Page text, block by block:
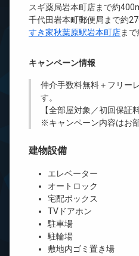
スギ薬局岩本町店まで約
千代田岩本町郵便局まで約
すき家秋葉原駅岩本町店ま
キャンペーン情報
仲介手数料無料＋ フリー
す。
【全部屋対象／初回保証
※キャンペーン内容はお
建物設備
エレベーター
オートロック
宅配ボックス
TVドアホン
駐車場
駐輪場
敷地内ゴミ置き場